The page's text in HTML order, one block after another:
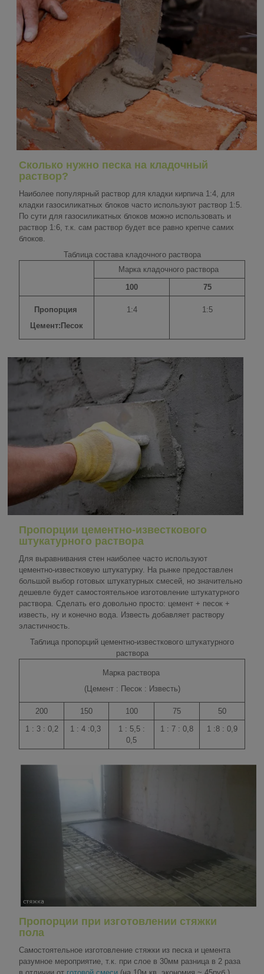
Сколько нужно песка на кладочный
раствор?
Наиболее популярный раствор для кладки кирпича 1:4, для
кладки газосиликатных блоков часто используют раствор 1:5.
По сути для газосиликатных блоков можно использовать и
раствор 1:6, т.к. сам раствор будет все равно крепче самих
блоков.
Таблица состава кладочного раствора
Марка кладочного раствора
100
75
Пропорция
Цемент:Песок
1:4 1:5
Пропорции цементно-известкового
штукатурного раствора
Для выравнивания стен наиболее часто используют
цементно-известковую штукатурку. На рынке предоставлен
большой выбор готовых штукатурных смесей, но значительно
дешевле будет самостоятельное изготовление штукатурного
раствора. Сделать его довольно просто: цемент + песок +
известь, ну и конечно вода. Известь добавляет раствору
эластичность.
Таблица пропорций цементно-известкового штукатурного
раствора
Марка раствора
(Цемент : Песок : Известь)
200 150 100 75
50
1 : 3 : 0,2
1 : 4 :0,3
1 : 5,5 :
0,5
1 : 7 : 0,8 1 :8 : 0,9
Пропорции при изготовлении стяжки
пола
Самостоятельное изготовление стяжки из песка и цемента
разумное мероприятие, т.к. при слое в 30мм разница в 2 раза